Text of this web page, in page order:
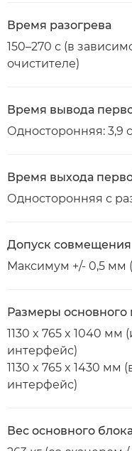
Время разогрева
150–270 с (в
очистителе)
Время вывода
Односторонняя: 3,9 с
Время выхода
Односторонняя с
Допуск совмещения
Максимум +/- 0,5 мм
Размеры
1130 x 765 x 1040 мм
интерфейс)
1130 x 765 x 1430 мм
интерфейс)
Вес основного